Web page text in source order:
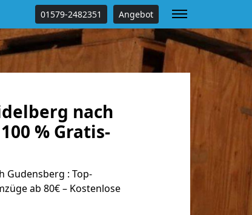
01579-2482351 Angebot
nach
% Gratis-
Gudensberg : Top-
ab 80€ – Kostenlose